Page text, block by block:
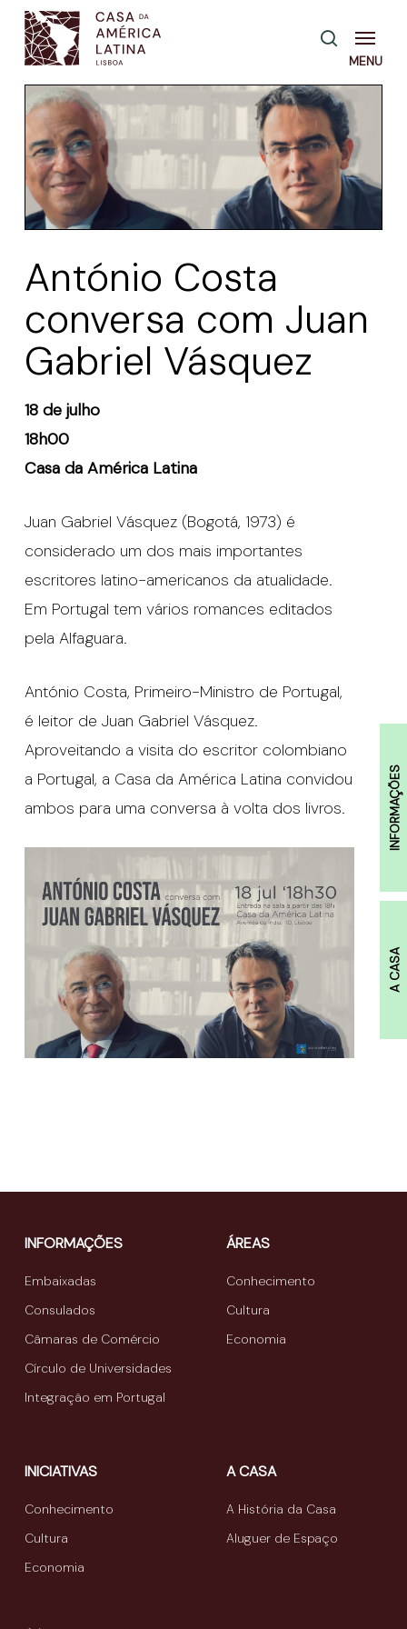
Skip
main
content
INFORMAÇÕES
A CASA
pesquisa
Menu
António Costa
conversa com Juan
Gabriel Vásquez
18 de julho
18h00
Casa da América Latina
Juan Gabriel Vásquez (Bogotá, 1973) é
considerado um dos mais importantes
escritores latino-americanos da atualidade.
Em Portugal tem vários romances editados
pela Alfaguara.
António Costa, Primeiro-Ministro de Portugal,
é leitor de Juan Gabriel Vásquez.
Aproveitando a visita do escritor colombiano
a Portugal, a Casa da América Latina convidou
ambos para uma conversa à volta dos livros.
INFORMAÇÕES
Embaixadas
Consulados
Câmaras de Comércio
Círculo de Universidades
Integração em Portugal
ÁREAS
Conhecimento
Cultura
Economia
INICIATIVAS
Conhecimento
Cultura
Economia
A CASA
A História da Casa
Aluguer de Espaço